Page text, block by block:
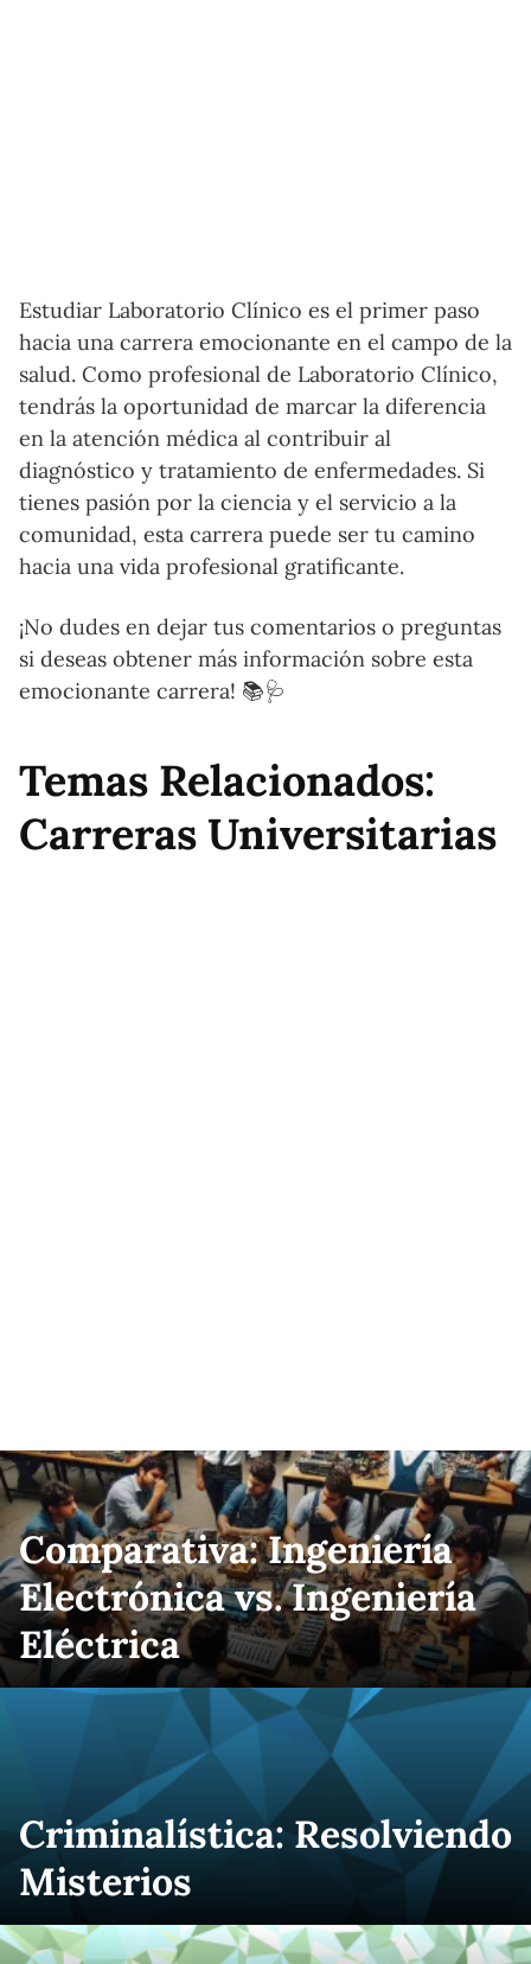
Estudiar Laboratorio Clínico es el primer paso
hacia una carrera emocionante en el campo de la
salud. Como profesional de Laboratorio Clínico,
tendrás la oportunidad de marcar la diferencia
en la atención médica al contribuir al
diagnóstico y tratamiento de enfermedades. Si
tienes pasión por la ciencia y el servicio a la
comunidad, esta carrera puede ser tu camino
hacia una vida profesional gratificante.
¡No dudes en dejar tus comentarios o preguntas
si deseas obtener más información sobre esta
emocionante carrera! 📚🩺
Temas Relacionados:
Carreras Universitarias
Comparativa: Ingeniería
Electrónica vs. Ingeniería
Eléctrica
Criminalística: Resolviendo
Misterios